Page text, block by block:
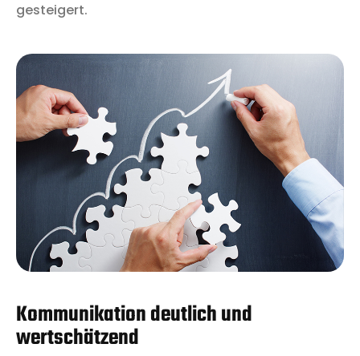
gesteigert.
Kommunikation deutlich und
wertschätzend